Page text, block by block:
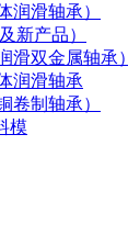
润滑轴承）
新产品）
滑双金属轴承）
润滑轴承
卷制轴承）
模